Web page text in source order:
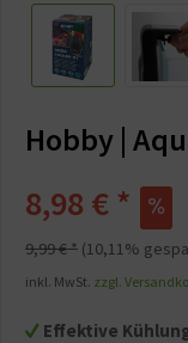
Hobby |
Effektive
8,98 € *
9,99 € * (10,11%
inkl. MwSt. zzgl.